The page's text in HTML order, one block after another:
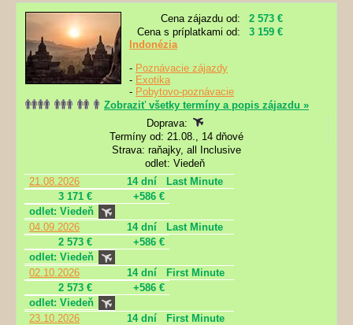
Cena zájazdu od:
2 573 €
Cena s príplatkami od:
3 159 €
Indonézia
- Poznávacie zájazdy
- Exotika
- Pobytovo-poznávacie
Zobraziť všetky termíny a popis zájazdu »
Doprava:
Termíny od: 21.08., 14 dňové
Strava: raňajky, all Inclusive
odlet: Viedeň
21.08.2026
14 dní
Last Minute
3 171 €
+586 €
odlet: Viedeň
04.09.2026
14 dní
Last Minute
2 573 €
+586 €
odlet: Viedeň
02.10.2026
14 dní
First Minute
2 573 €
+586 €
odlet: Viedeň
23.10.2026
14 dní
First Minute